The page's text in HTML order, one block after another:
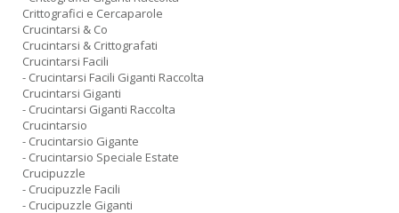
Crittografici e Cercaparole
Crucintarsi & Co
Crucintarsi & Crittografati
Crucintarsi Facili
- Crucintarsi Facili Giganti Raccolta
Crucintarsi Giganti
- Crucintarsi Giganti Raccolta
Crucintarsio
- Crucintarsio Gigante
- Crucintarsio Speciale Estate
Crucipuzzle
- Crucipuzzle Facili
- Crucipuzzle Giganti